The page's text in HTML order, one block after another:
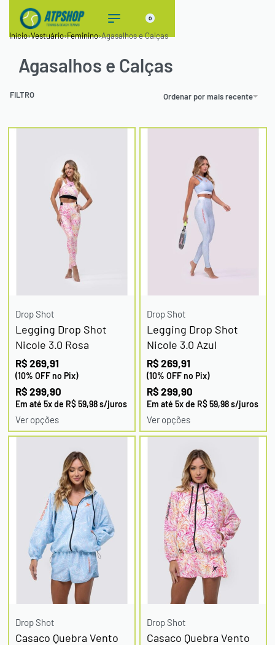
0
Início›Vestuário›Feminino›Agasalhos e Calças
Agasalhos e Calças
Ordenar por mais recente
FILTRO
Drop Shot
Legging Drop Shot
Nicole 3.0 Rosa
R$ 269,91
(10% OFF no Pix)
R$ 299,90
Em até 5x de R$59,98s/juros
Ver opções
Drop Shot
Legging Drop Shot
Nicole 3.0 Azul
R$ 269,91
(10% OFF no Pix)
R$ 299,90
Em até 5x de R$59,98s/juros
Ver opções
Drop Shot
Casaco Quebra Vento
Drop Shot
Casaco Quebra Vento